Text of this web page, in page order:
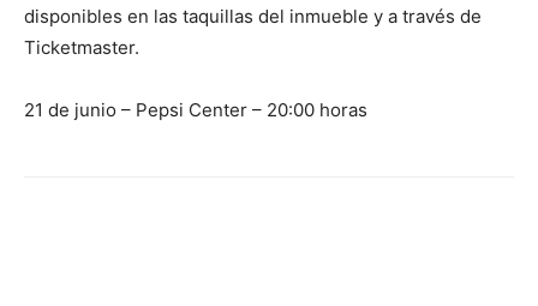
disponibles en las taquillas del inmueble y a través de
Ticketmaster.
21 de junio – Pepsi Center – 20:00 horas